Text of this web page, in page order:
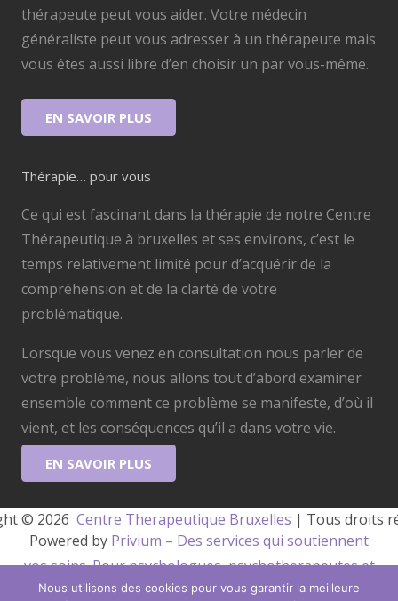
thérapeute peut vous aider. Votre médecin
généraliste peut vous adresser à un thérapeute mais
vous êtes aussi libre d’en choisir un par vous-même.
EN SAVOIR PLUS
Thérapie… pour vous
Ce qui est fascinant dans la thérapie de notre Centre
Thérapeutique à bruxelles et ses environs, c’est le
temps relativement limité pour d’acquérir de la
compréhension et de la clarté de votre
problématique.
Lorsque vous venez en consultation nous parler de
votre problème, nous allons tout d’abord examiner
ensemble comment ce problème se manifeste, d’où il
vient, et les conséquences qu’il a dans votre vie.
EN SAVOIR PLUS
© 2026 Centre Therapeutique Bruxelles | Tous droits
Powered by Privium – Des services qui soutiennent
vos soins. Pour psychologues, psychotherapeutes et
hypnotherapeutes.
Nous utilisons des cookies pour vous garantir la meilleure